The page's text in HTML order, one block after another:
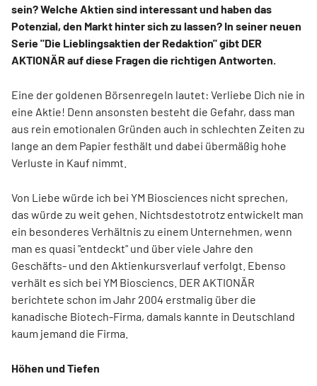
sein? Welche Aktien sind interessant und haben das
Potenzial, den Markt hinter sich zu lassen? In seiner neuen
Serie "Die Lieblingsaktien der Redaktion" gibt DER
AKTIONÄR auf diese Fragen die richtigen Antworten.
Eine der goldenen Börsenregeln lautet: Verliebe Dich nie in
eine Aktie! Denn ansonsten besteht die Gefahr, dass man
aus rein emotionalen Gründen auch in schlechten Zeiten zu
lange an dem Papier festhält und dabei übermäßig hohe
Verluste in Kauf nimmt.
Von Liebe würde ich bei YM Biosciences nicht sprechen,
das würde zu weit gehen. Nichtsdestotrotz entwickelt man
ein besonderes Verhältnis zu einem Unternehmen, wenn
man es quasi "entdeckt" und über viele Jahre den
Geschäfts- und den Aktienkursverlauf verfolgt. Ebenso
verhält es sich bei YM Biosciencs. DER AKTIONÄR
berichtete schon im Jahr 2004 erstmalig über die
kanadische Biotech-Firma, damals kannte in Deutschland
kaum jemand die Firma.
Höhen und Tiefen